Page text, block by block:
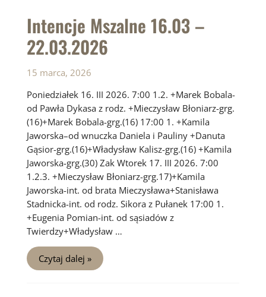
Intencje Mszalne 16.03 –
22.03.2026
15 marca, 2026
Poniedziałek 16. III 2026. 7:00 1.2. +Marek Bobala-
od Pawła Dykasa z rodz. +Mieczysław Błoniarz-grg.
(16)+Marek Bobala-grg.(16) 17:00 1. +Kamila
Jaworska–od wnuczka Daniela i Pauliny +Danuta
Gąsior-grg.(16)+Władysław Kalisz-grg.(16) +Kamila
Jaworska-grg.(30) Zak Wtorek 17. III 2026. 7:00
1.2.3. +Mieczysław Błoniarz-grg.17)+Kamila
Jaworska-int. od brata Mieczysława+Stanisława
Stadnicka-int. od rodz. Sikora z Pułanek 17:00 1.
+Eugenia Pomian-int. od sąsiadów z
Twierdzy+Władysław …
Intencje
Mszalne
16.03
Czytaj dalej »